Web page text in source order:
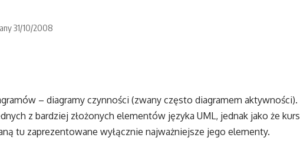
31/10/2008
– diagramy czynności (zwany często diagramem aktywności).
z bardziej złożonych elementów języka UML, jednak jako że kurs
tu zaprezentowane wyłącznie najważniejsze jego elementy.